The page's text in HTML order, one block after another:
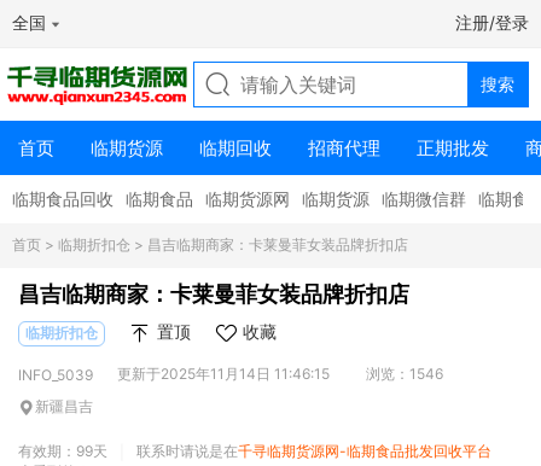
全国 注册/登录
首页 临期货源 临期回收 招商代理 正期批发
临期食品回收 临期食品 临期货源网 临期货源 临期微信群 临期食
首页 > 临期折扣仓 > 昌吉临期商家：卡莱曼菲女装品牌折扣店
昌吉临期商家：卡莱曼菲女装品牌折扣店
临期折扣仓 置顶 收藏
INFO_5039 更新于2025年11月14日 11:46:15
浏览：1546
新疆昌吉
有效期：99天 联系时请说是在千寻临期货源网-临期食品批发回收平台